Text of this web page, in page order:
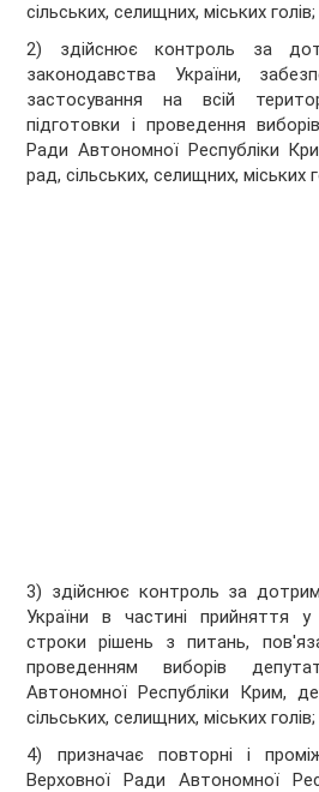
сільських, селищних, міських голів;
2) здійснює контроль за
законодавства України,
застосування на всій
підготовки і проведення
Ради Автономної Республіки
рад, сільських, селищних, міських
3) здійснює контроль за
України в частині прийняття у
строки рішень з питань,
проведенням виборів
Автономної Республіки Крим,
сільських, селищних, міських голів;
4) призначає повторні і
Верховної Ради Автономної